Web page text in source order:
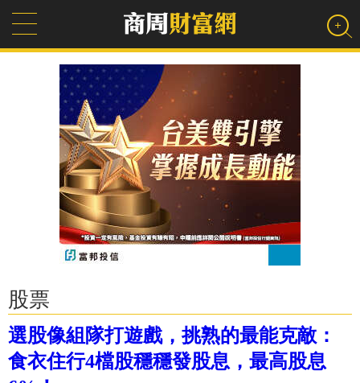
股票
選股像組隊打遊戲，挑熟的最能克敵：
食衣住行4檔股穩穩發股息，最高股息